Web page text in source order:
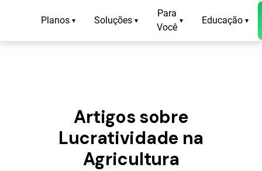
Planos ▾ Soluções ▾
Para
Você
▾ Educação ▾
Artigos sobre
Lucratividade na
Agricultura